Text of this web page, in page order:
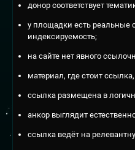
донор соответствует
у площадки есть реальные
индексируемость;
на сайте нет явного
материал, где стоит
ссылка размещена в
анкор выглядит
ссылка ведёт на